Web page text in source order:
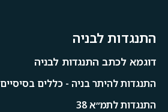
התנגדות לבניה
דוגמא לכתב התנגדות לבניה
התנגדות להיתר בניה - כללים בסיסיים
התנגדות לתמ״א 38